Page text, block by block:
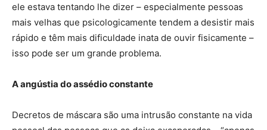
ele estava tentando lhe dizer – especialmente pessoas
mais velhas que psicologicamente tendem a desistir mais
rápido e têm mais dificuldade inata de ouvir fisicamente –
isso pode ser um grande problema.
A angústia do assédio constante
Decretos de máscara são uma intrusão constante na vida